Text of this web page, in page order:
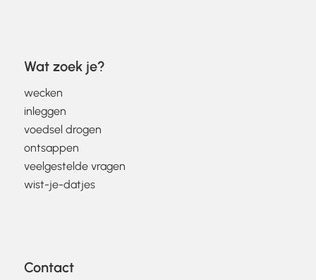
Wat zoek je?
wecken
inleggen
voedsel drogen
ontsappen
veelgestelde vragen
wist-je-datjes
Contact